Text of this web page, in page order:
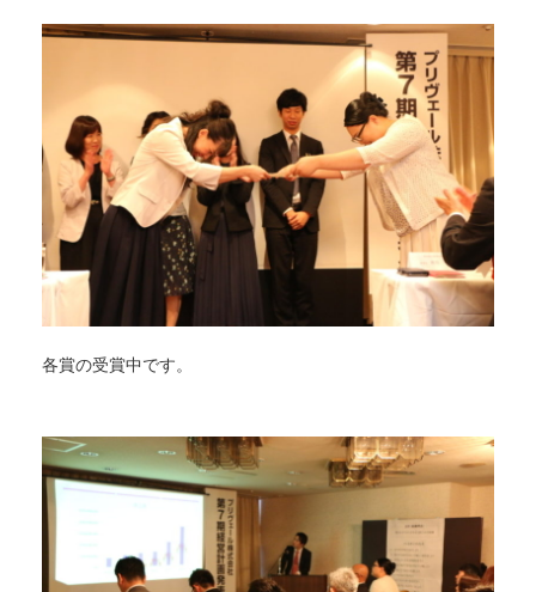
各賞の受賞中です。